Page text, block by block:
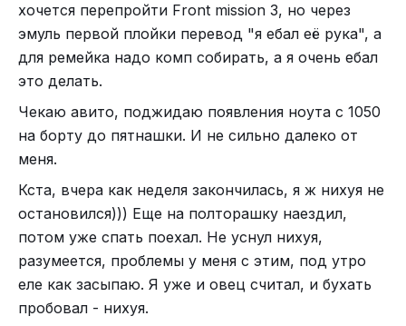
хочется перепройти Front mission 3, но через
эмуль первой плойки перевод "я ебал её рука", а
для ремейка надо комп собирать, а я очень ебал
это делать.
Чекаю авито, поджидаю появления ноута с 1050
на борту до пятнашки. И не сильно далеко от
меня.
Кста, вчера как неделя закончилась, я ж нихуя не
остановился))) Еще на полторашку наездил,
потом уже спать поехал. Не уснул нихуя,
разумеется, проблемы у меня с этим, под утро
еле как засыпаю. Я уже и овец считал, и бухать
пробовал - нихуя.